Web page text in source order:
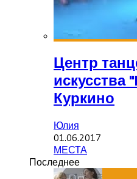
Центр
искусства
Куркино
Юлия
01.06.2017
МЕСТА
Последнее